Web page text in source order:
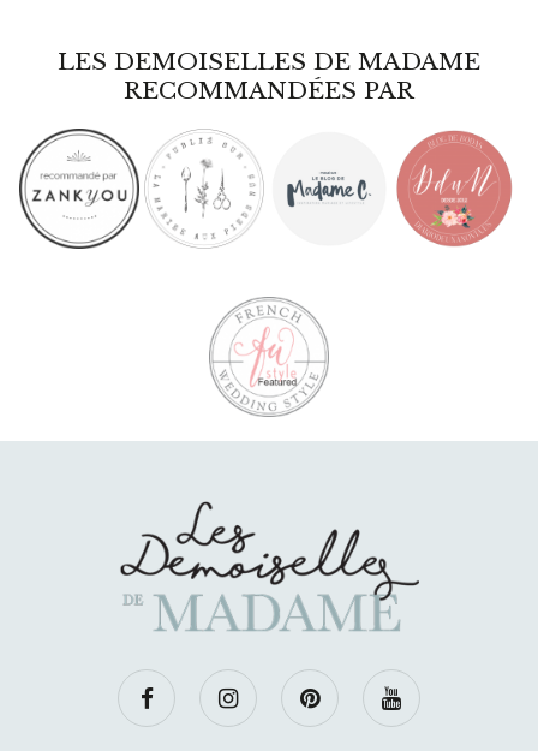
LES DEMOISELLES DE MADAME
RECOMMANDÉES PAR